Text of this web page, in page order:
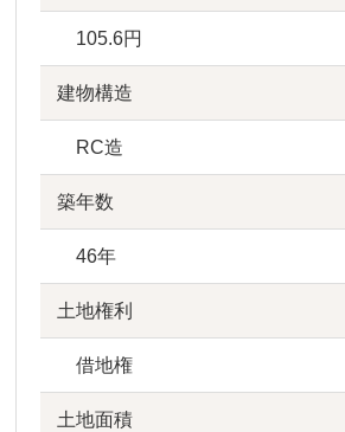
105.6円
建物構造
RC造
築年数
46年
土地権利
借地権
土地面積